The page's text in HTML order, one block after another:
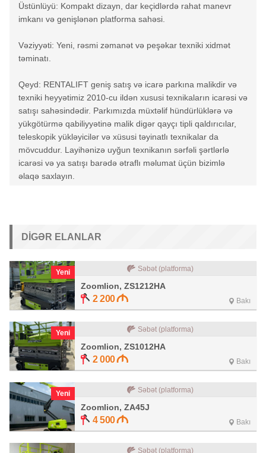
Üstünlüyü: Kompakt dizayn, dar keçidlərdə rahat manevr
imkanı və genişlənən platforma sahəsi.
Vəziyyəti: Yeni, rəsmi zəmanət və peşəkar texniki xidmət
təminatı.
Qeyd: RENTALIFT geniş satış və icarə parkına malikdir və
texniki heyyətimiz 2010-cu ildən xususi texnikaların icarəsi və
satışı sahəsindədir. Parkımızda müxtəlif hündürlüklərə və
yükgötürmə qabiliyyətinə malik digər qayçı tipli qaldırıcılar,
teleskopik yükləyicilər və xüsusi təyinatlı texnikalar da
mövcuddur. Layihənizə uyğun texnikanın sərfəli şərtlərlə
icarəsi və ya satışı barədə ətraflı məlumat üçün bizimlə
əlaqə saxlayın.
DIGƏR ELANLAR
Yeni Səbət (platforma)
Zoomlion, ZS1212HA
2 200 Bakı
Yeni Səbət (platforma)
Zoomlion, ZS1012HA
2 000 Bakı
Yeni Səbət (platforma)
Zoomlion, ZA45J
4 500 Bakı
Səbət (platforma)